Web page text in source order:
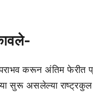
पराभव करून अंतिम
असलेल्या राष्ट्रकुल